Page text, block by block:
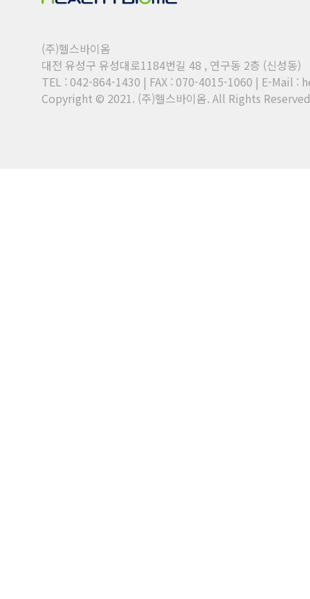
(주)헬스바이옴
대전 유성구 유성대로1184번길 48 , 연구동 2층 (신성동)
TEL : 042-864-1430 | FAX : 070-4015-1060 | E-Mail :
Copyright © 2021. (주)헬스바이옴. All Rights